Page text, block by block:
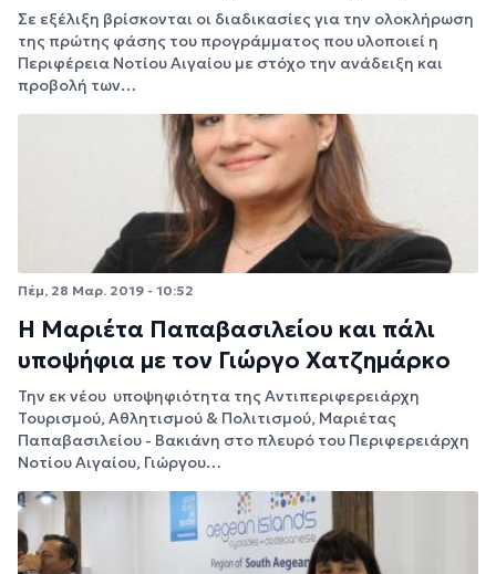
Σε εξέλιξη βρίσκονται οι διαδικασίες για την ολοκλήρωση
της πρώτης φάσης του προγράμματος που υλοποιεί η
Περιφέρεια Νοτίου Αιγαίου με στόχο την ανάδειξη και
προβολή των…
Πέμ, 28 Μαρ. 2019 - 10:52
Η Μαριέτα Παπαβασιλείου και πάλι
υποψήφια με τον Γιώργο Χατζημάρκο
Την εκ νέου υποψηφιότητα της Αντιπεριφερειάρχη
Τουρισμού, Αθλητισμού & Πολιτισμού, Μαριέτας
Παπαβασιλείου - Βακιάνη στο πλευρό του Περιφερειάρχη
Νοτίου Αιγαίου, Γιώργου…